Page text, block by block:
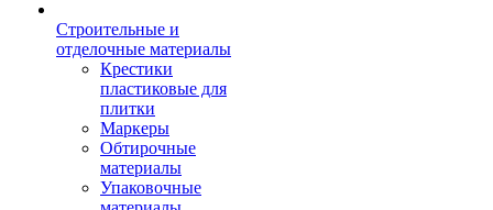
Строительные и
отделочные материалы
Крестики
пластиковые для
плитки
Маркеры
Обтирочные
материалы
Упаковочные